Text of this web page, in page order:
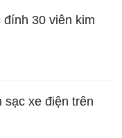
30 viên kim
xe điện trên